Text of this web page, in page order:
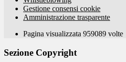
Gestione consensi cookie
Amministrazione trasparente
Pagina visualizzata 959089 volte
Sezione Copyright